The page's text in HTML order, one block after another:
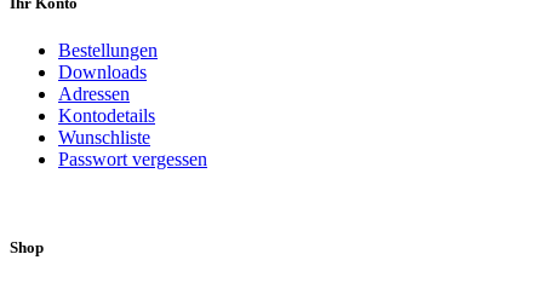
Bestellungen
Downloads
Adressen
Kontodetails
Wunschliste
Passwort vergessen
Shop